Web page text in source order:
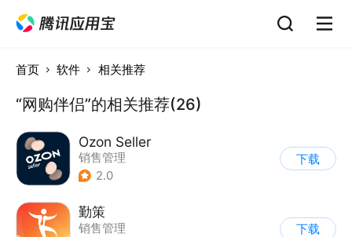
首页 软件 相关推荐
“网购伴侣”的相关推荐(26)
Ozon Seller
销售管理
2.0
下载
勤策
销售管理
下载